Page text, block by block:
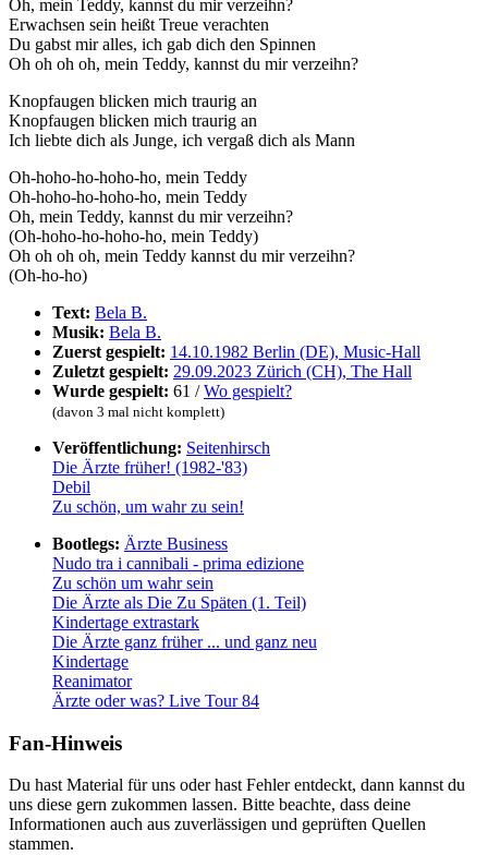
Oh, mein Teddy, kannst du mir verzeihn?
Erwachsen sein heißt Treue verachten
Du gabst mir alles, ich gab dich den Spinnen
Oh oh oh oh, mein Teddy, kannst du mir verzeihn?
Knopfaugen blicken mich traurig an
Knopfaugen blicken mich traurig an
Ich liebte dich als Junge, ich vergaß dich als Mann
Oh-hoho-ho-hoho-ho, mein Teddy
Oh-hoho-ho-hoho-ho, mein Teddy
Oh, mein Teddy, kannst du mir verzeihn?
(Oh-hoho-ho-hoho-ho, mein Teddy)
Oh oh oh oh, mein Teddy kannst du mir verzeihn?
(Oh-ho-ho)
Text: Bela B.
Musik: Bela B.
Zuerst gespielt: 14.10.1982 Berlin (DE), Music-Hall
Zuletzt gespielt: 29.09.2023 Zürich (CH), The Hall
Wurde gespielt: 61 /Wo gespielt?
(davon 3 mal nicht komplett)
Veröffentlichung: Seitenhirsch
Die Ärzte früher! (1982-'83)
Debil
Zu schön, um wahr zu sein!
Bootlegs: Ärzte Business
Nudo tra i cannibali - prima edizione
Zu schön um wahr sein
Die Ärzte als Die Zu Späten (1. Teil)
Kindertage extrastark
Die Ärzte ganz früher ... und ganz neu
Kindertage
Reanimator
Ärzte oder was? Live Tour 84
Fan-Hinweis
Du hast Material für uns oder hast Fehler entdeckt, dann kannst du
uns diese gern zukommen lassen. Bitte beachte, dass deine
Informationen auch aus zuverlässigen und geprüften Quellen
stammen.